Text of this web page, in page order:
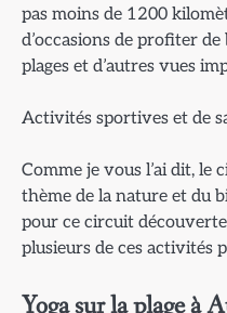
pas moins de 1200
d’occasions de profiter de
plages et d’autres vues
Activités sportives et de
Comme je vous l’ai dit, le
thème de la nature et du
pour ce circuit
plusieurs de ces activités
Yoga sur la plage à